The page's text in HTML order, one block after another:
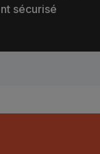
sécurisé